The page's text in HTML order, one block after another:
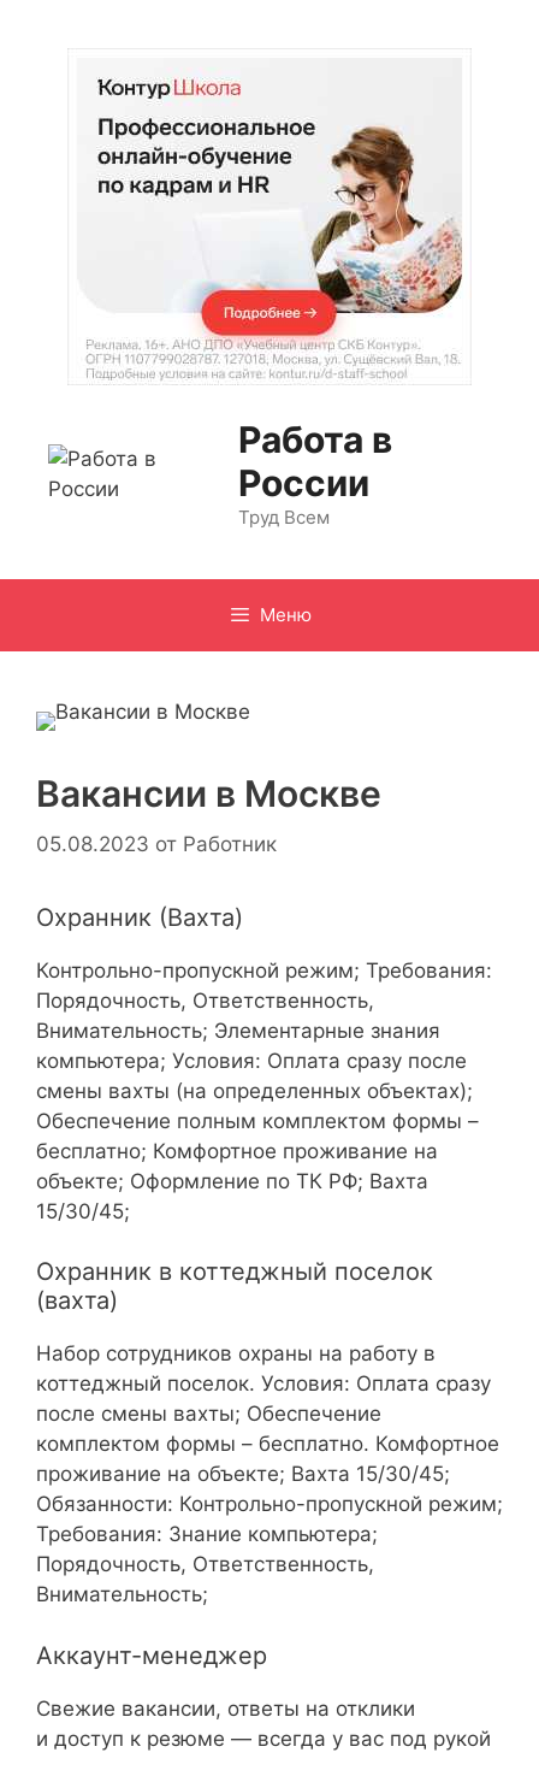
содержимому
Работа в
России
Труд Всем
Меню
Вакансии в Москве
05.08.2023 от Работник
Охранник (Вахта)
Контрольно-пропускной режим; Требования:
Порядочность, Ответственность,
Внимательность; Элементарные знания
компьютера; Условия: Оплата сразу после
смены вахты (на определенных объектах);
Обеспечение полным комплектом формы –
бесплатно; Комфортное проживание на
объекте; Оформление по ТК РФ; Вахта
15/30/45;
Охранник в коттеджный поселок
(вахта)
Набор сотрудников охраны на работу в
коттеджный поселок. Условия: Оплата сразу
после смены вахты; Обеспечение
комплектом формы – бесплатно. Комфортное
проживание на объекте; Вахта 15/30/45;
Обязанности: Контрольно-пропускной режим;
Требования: Знание компьютера;
Порядочность, Ответственность,
Внимательность;
Аккаунт-менеджер
Свежие вакансии, ответы на отклики
и доступ к резюме — всегда у вас под рукой